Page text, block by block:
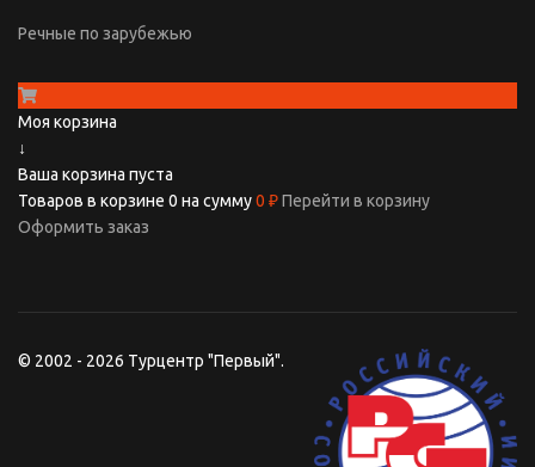
Речные по зарубежью
Моя корзина
↓
Ваша корзина пуста
Товаров в корзине 0 на сумму0 ₽Перейти в корзину
Оформить заказ
© 2002 - 2026 Турцентр "Первый".